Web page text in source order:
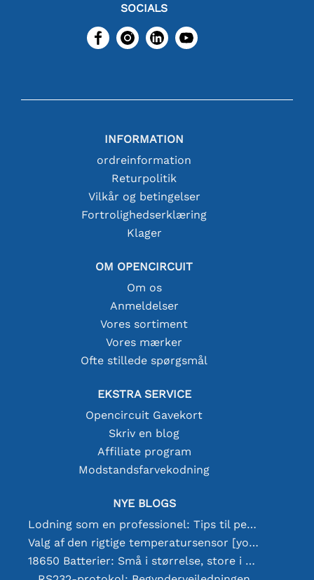
SOCIALS
INFORMATION
ordreinformation
Returpolitik
Vilkår og betingelser
Fortrolighedserklæring
Klager
OM OPENCIRCUIT
Om os
Anmeldelser
Vores sortiment
Vores mærker
Ofte stillede spørgsmål
EKSTRA SERVICE
Opencircuit Gavekort
Skriv en blog
Affiliate program
Modstandsfarvekodning
NYE BLOGS
Lodning som en professionel: Tips til perfekte elektroniske forbindelser
Valg af den rigtige temperatursensor [youtube]
18650 Batterier: Små i størrelse, store i ydeevne